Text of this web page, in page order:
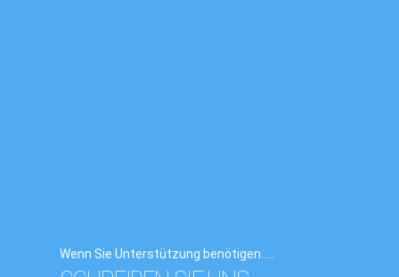
Wenn Sie Unterstützung benötigen.....